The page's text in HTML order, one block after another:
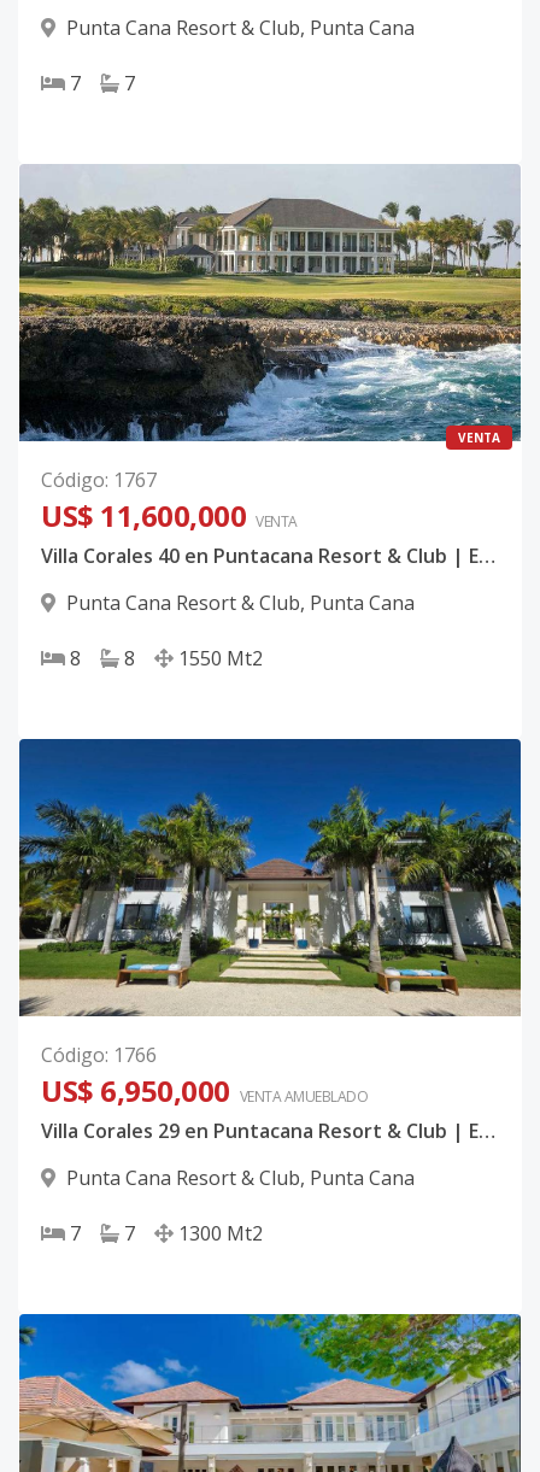
Punta Cana Resort & Club, Punta Cana
7 7
VENTA
Código: 1767
US$ 11,600,000 VENTA
Villa Corales 40 en Puntacana Resort & Club | Exclusiva Mansión Frente al Mar con Vista al Corales Golf Club en Punta Cana
Punta Cana Resort & Club, Punta Cana
8 8 1550 Mt2
Código: 1766
US$ 6,950,000 VENTA AMUEBLADO
Villa Corales 29 en Puntacana Resort & Club | Exclusiva Residencia de Lujo con Vista al Golf y Lago en Punta Cana
Punta Cana Resort & Club, Punta Cana
7 7 1300 Mt2